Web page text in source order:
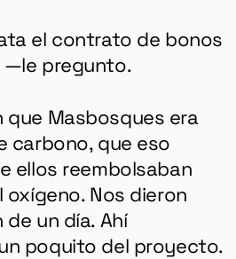
el contrato de bonos
—le pregunto.
Masbosques era
carbono, que eso
ellos reembolsaban
oxígeno. Nos dieron
un día. Ahí
poquito del proyecto.